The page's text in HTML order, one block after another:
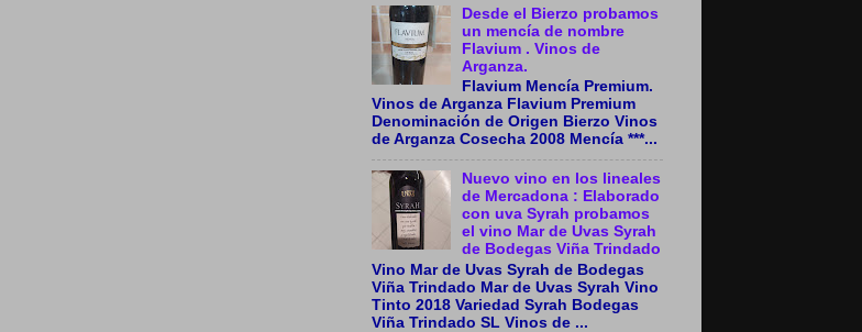
Desde el Bierzo probamos
un mencía de nombre
Flavium . Vinos de
Arganza.
Flavium Mencía Premium.
Vinos de Arganza Flavium Premium
Denominación de Origen Bierzo Vinos
de Arganza Cosecha 2008 Mencía ***...
Nuevo vino en los lineales
de Mercadona : Elaborado
con uva Syrah probamos
el vino Mar de Uvas Syrah
de Bodegas Viña Trindado
Vino Mar de Uvas Syrah de Bodegas
Viña Trindado Mar de Uvas Syrah Vino
Tinto 2018 Variedad Syrah Bodegas
Viña Trindado SL Vinos de ...